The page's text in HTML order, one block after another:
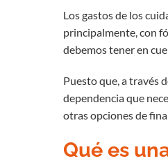
Los gastos de los
principalmente, con
debemos tener en
Puesto que, a través
dependencia que
otras opciones de
Qué es